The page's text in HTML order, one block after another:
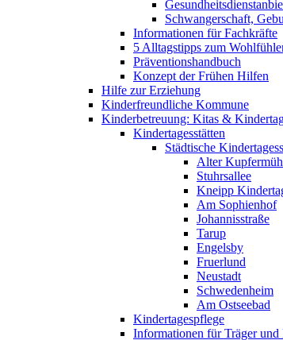
Schwangerschaft,
Informationen für Fachkräfte
5 Alltagstipps zum
Präventionshandbuch
Konzept der Frühen Hilfen
Hilfe zur Erziehung
Kinderfreundliche Kommune
Kinderbetreuung: Kitas &
Kindertagesstätten
Städtische
Alter
Stuhrsallee
Kneipp
Am Sophienhof
Johannisstraße
Tarup
Engelsby
Fruerlund
Neustadt
Schwedenheim
Am Ostseebad
Kindertagespflege
Informationen für Träger und